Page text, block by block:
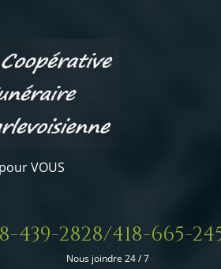
VOUS
439-2828/418-665-
Nous joindre 24 / 7